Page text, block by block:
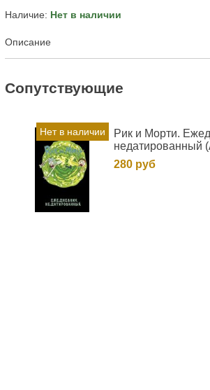
Наличие: Нет в наличии
Описание
Cопутствующие
Нет в наличии
Рик и Морти.
недатированный
280 руб